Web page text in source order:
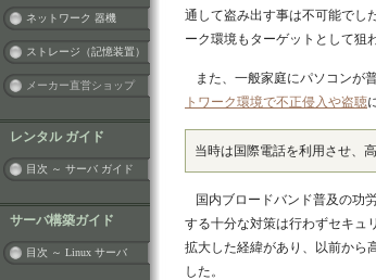
ネットワーク 器機
ストレージ（記憶装置）
メーカー直営ショップ
レンタル ガイド
目次 ～ サーバ ガイド
サーバ構築ガイド
目次 ～ Linux サーバ
通して盗み出す事は不可能でし
ーク環境もターゲットとして狙
また、一般家庭にパソコンが
トワーク環境で不正侵入や盗聴
当時は国際電話を利用させ、
国内ブロードバンド普及の功
する十分な対策は行わずセキュ
拡大した経緯があり、以前から
した。